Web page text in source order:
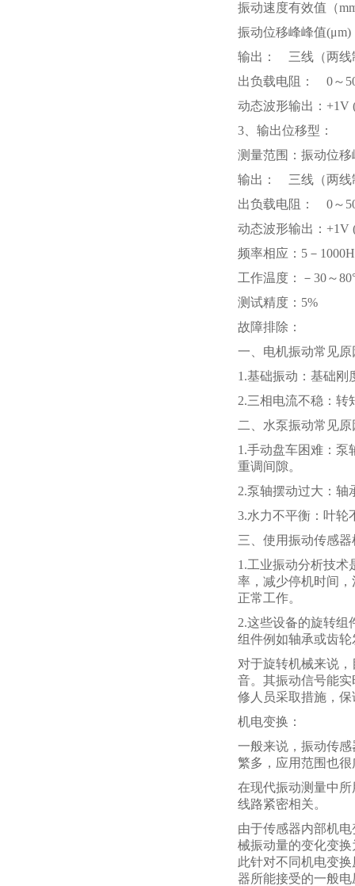
振动速度有效值（
振动位移峰峰值
输出： 三线（两线
出负载电阻： 0～
动态波形输出：+1V
3、输出位移型：
测量范围：振动位移
输出： 三线（两线
出负载电阻： 0～
动态波形输出：+1V
频率相应：5－
工作温度：－30～
测试精度：5%
故障排除：
一、电机振动常见
1.基础振动：基础刚
2.三相电流不稳：转
二、水泵振动常见
1.手动盘车困难：泵
重调间隙。
2.泵轴摆动过大：轴
3.水力不平衡：叶轮
三、使用振动传感
1.工业振动分析技术
率，减少停机时间
正常工作。
2.这些设备的旋转组
组件例如轴承或齿
对于旋转机械来说
音。其振动信号能
修人员采取措施，
机电变换：
一般来说，振动传
繁多，应用范围也很
在现代振动测量中
线路紧密相关。
由于传感器内部机
械振动量的变化变
此针对不同机电变
器所能接受的一般电